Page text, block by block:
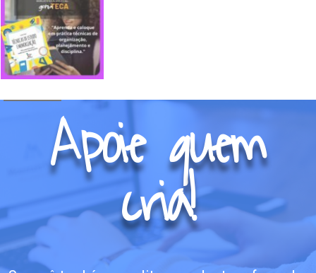
Apoie quem
cria!